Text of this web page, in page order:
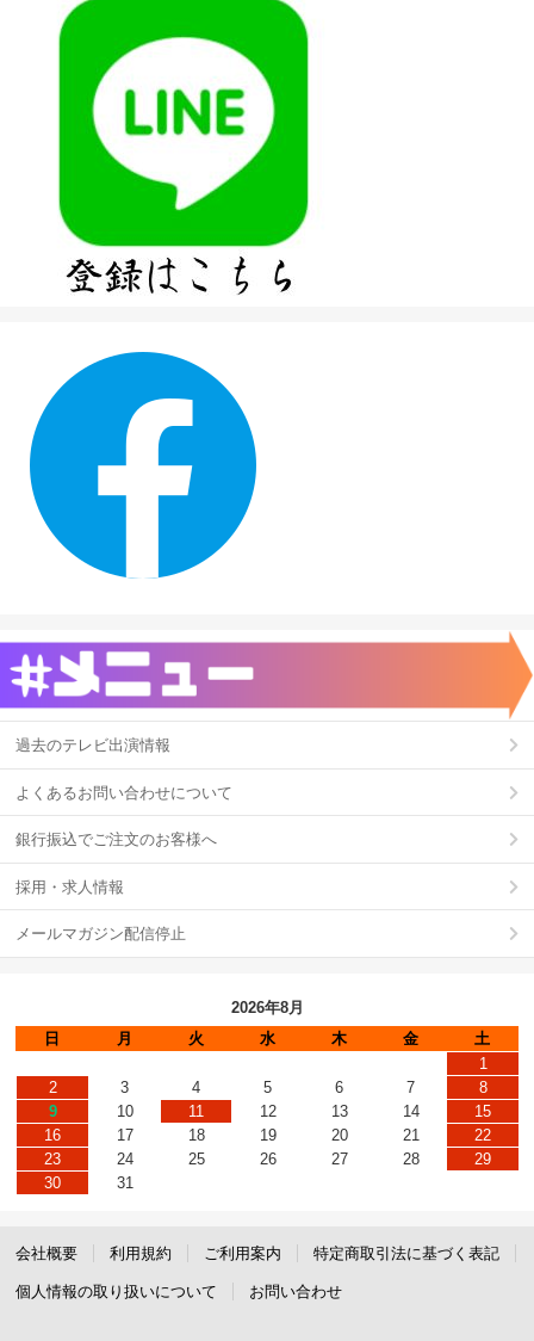
過去のテレビ出演情報
よくあるお問い合わせについて
銀行振込でご注文のお客様へ
採用・求人情報
メールマガジン配信停止
2026年8月
日
月 火 水 木 金
土
1
2
3 4 5 6 7
8
9
10 11 12 13 14
15
16
17 18 19 20 21
22
23
24 25 26 27 28
29
30
31
会社概要 利用規約 ご利用案内 特定商取引法に基づく表記
個人情報の取り扱いについて お問い合わせ